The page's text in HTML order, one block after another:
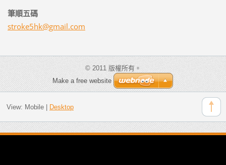
筆順五碼
stroke5hk@gmail.com
© 2011 版權所有。
Make a free website
View: Mobile| Desktop